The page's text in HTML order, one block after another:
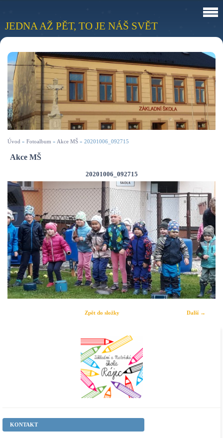
JEDNA AŽ PĚT, TO JE NÁŠ SVĚT
Úvod » Fotoalbum » Akce MŠ » 20201006_092715
Akce MŠ
20201006_092715
Další →
Zpět do složky
KONTAKT